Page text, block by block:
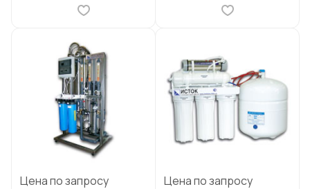
Цена по запросу Цена по запросу